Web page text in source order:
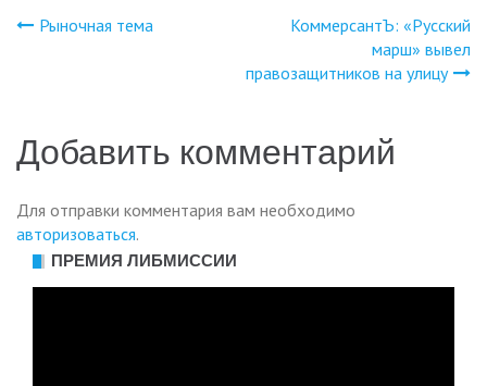
Навигация
записям
Рыночная тема
КоммерсантЪ: «Русский
марш» вывел
правозащитников на улицу
Добавить комментарий
Для отправки комментария вам необходимо
авторизоваться.
ПРЕМИЯ ЛИБМИССИИ